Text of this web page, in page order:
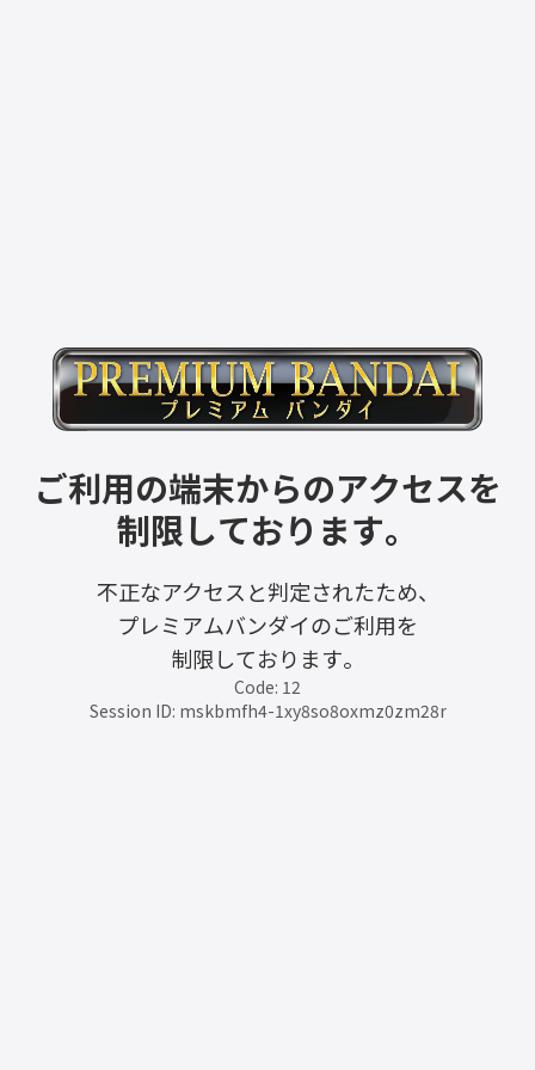
ご利用の端末からのアクセスを
制限しております。
不正なアクセスと判定されたため、
プレミアムバンダイのご利用を
制限しております。
Code: 12
Session ID: mskbmfh4-1xy8so8oxmz0zm28r